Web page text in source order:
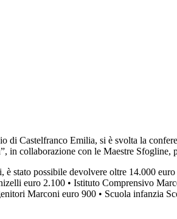
di Castelfranco Emilia, si è svolta la
in collaborazione con le Maestre
è stato possibile devolvere oltre 14.000
euro 2.100 • Istituto Comprensivo
Marconi euro 900 • Scuola infanzia